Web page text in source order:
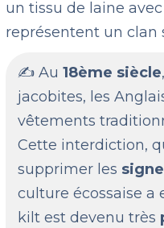
un tissu de laine
représentent un clan
✍️ Au18ème siècle
jacobites, les
vêtements
Cette interdiction,
supprimer les
culture écossaise a
kilt est devenu très